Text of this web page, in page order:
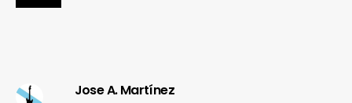
Jose A. Martínez